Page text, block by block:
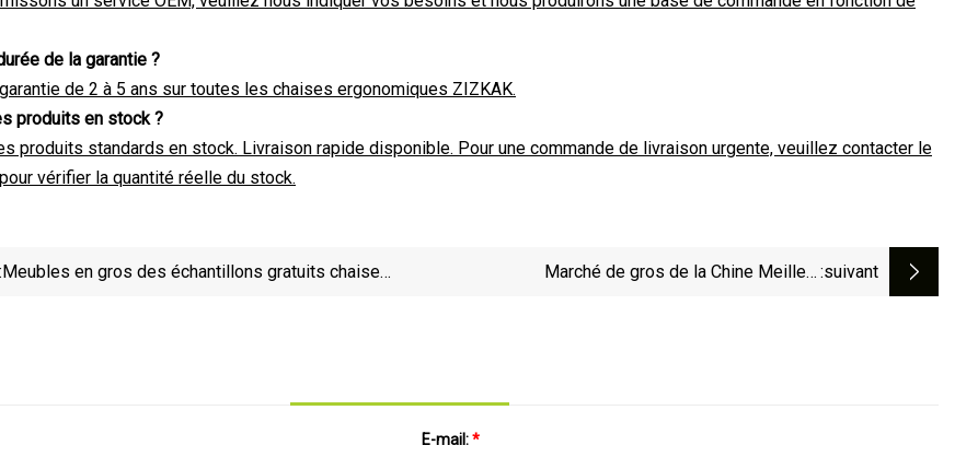
de la garantie ?
de 2 à 5 ans sur toutes les chaises ergonomiques ZIZKAK.
produits en stock ?
produits standards en stock. Livraison rapide disponible. Pour une commande de livraison urgente, veuillez contacter le
vérifier la quantité réelle du stock.
Meubles en gros des échantillons gratuits chaise
Marché de gros de la Chine Meilleur :suivant
E-mail:*